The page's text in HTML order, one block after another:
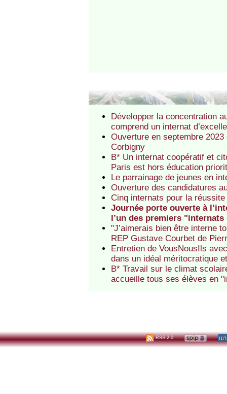
Développer la concentration
comprend un internat
Ouverture en septembre
Corbigny
B* Un internat coopératif et
Paris est hors éducation
Le parrainage de jeunes en
Ouverture des candidatures
Cinq internats pour la
Journée porte ouverte à
l’un des premiers "internats
"J’aimerais bien être interne
REP Gustave Courbet de
Entretien de VousNousIls
dans un idéal méritocratique
B* Travail sur le climat
accueille tous ses élèves en
RSS 2.0